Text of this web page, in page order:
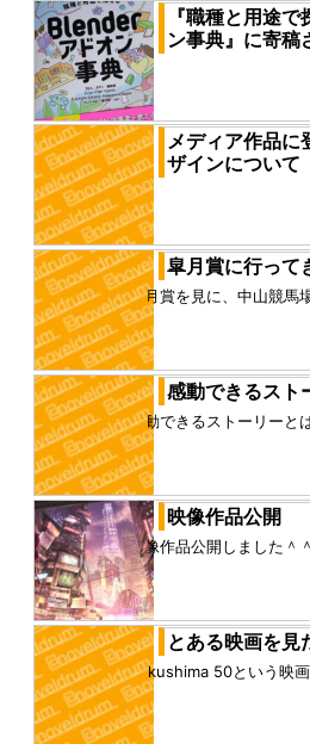
『職種と用途
ン事典』に寄稿
『職種と用途で探せる
させていただきました！
なアドオンまで...
メディア作品に
ザインについて
今、自主制作をしていて
ィア作品のプロダクトデ
るいは人間科学的な裏付...
皐月賞に行って
皐月賞を見に、中山競馬
で、競馬場の建物はすご
し、人の熱量もすごかっ...
感動できるスト
感動できるストーリーと
とりあえず文字にして考
れないが、感動するス...
映像作品公開
映像作品公開しました＾
発」の2次創作です この
った作品にBGMを載せ...
とある映画を見
Fukushima 50という映
い映画だ。 僕は普段。と
いて、批判...